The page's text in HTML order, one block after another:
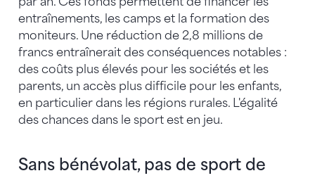
entraînements, les camps et la formation des
moniteurs. Une réduction de 2,8 millions de
francs entraînerait des conséquences notables :
des coûts plus élevés pour les sociétés et les
parents, un accès plus difficile pour les enfants,
en particulier dans les régions rurales. L'égalité
des chances dans le sport est en jeu.
Sans bénévolat, pas de sport de